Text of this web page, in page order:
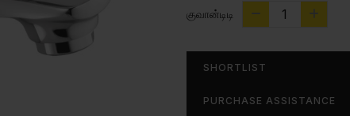
குவான்டிடி
SHORTLIST
PURCHASE ASSISTANCE